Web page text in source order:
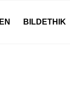
BILDETHIK